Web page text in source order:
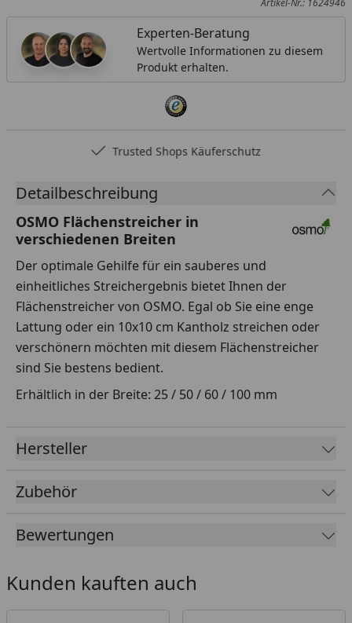
Artikel-Nr.: 1624946
Experten-Beratung
Wertvolle Informationen zu diesem
Produkt erhalten.
Trusted Shops Käuferschutz
Detailbeschreibung
OSMO Flächenstreicher in
verschiedenen Breiten
Der optimale Gehilfe für ein sauberes und
einheitliches Streichergebnis bietet Ihnen der
Flächenstreicher von OSMO. Egal ob Sie eine enge
Lattung oder ein 10x10 cm Kantholz streichen oder
verschönern möchten mit diesem Flächenstreicher
sind Sie bestens bedient.
Erhältlich in der Breite: 25 / 50 / 60 / 100 mm
Hersteller
Zubehör
Bewertungen
Kunden kauften auch